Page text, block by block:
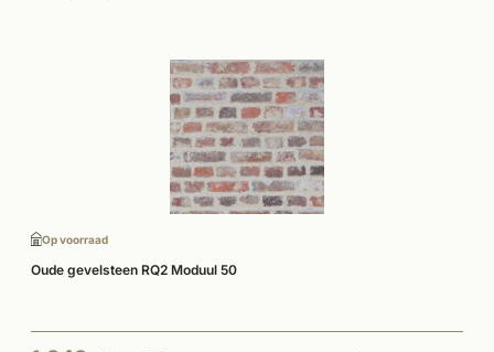
Op voorraad
Oude gevelsteen RQ2 Moduul 50